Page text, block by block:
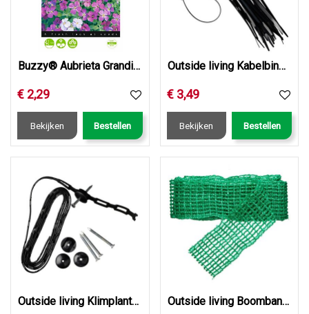
Buzzy® Aubrieta Grandiflora gemengd
€ 2,29
Bekijken Bestellen
Outside living Kabelbinders nylon l20cm 25st
€ 3,49
Bekijken Bestellen
Outside living Klimplantband l150cm Outside living Boomband universeel l2m b4cm